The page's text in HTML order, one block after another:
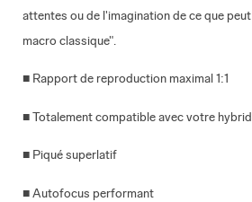
attentes ou de l'imagination de ce que
macro classique".
■ Rapport de reproduction maximal 1:1
■ Totalement compatible avec votre
■ Piqué superlatif
■ Autofocus performant